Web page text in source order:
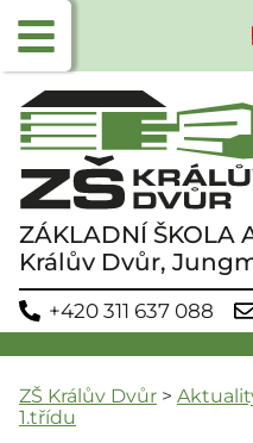
ZÁKLADNÍ ŠKOLA
Králův Dvůr,
+420 311 637 088
ZŠ Králův Dvůr >
1.třídu